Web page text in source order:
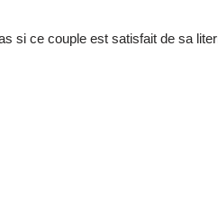
si ce couple est satisfait de sa